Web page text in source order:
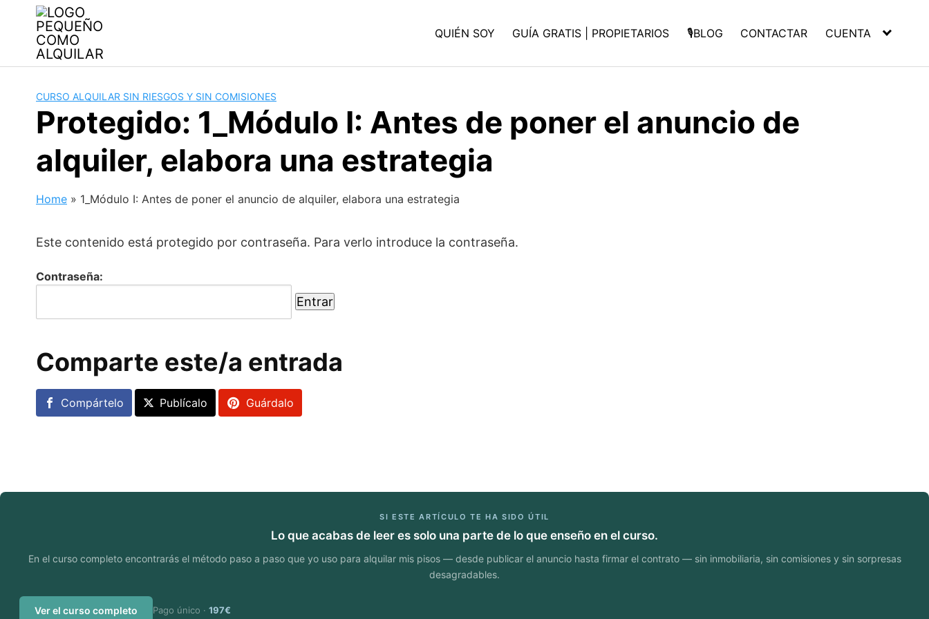
content
QUIÉN SOY GUÍA GRATIS | PROPIETARIOS 🎙️BLOG CONTACTAR CUENTA
CURSO ALQUILAR SIN RIESGOS Y SIN COMISIONES
Protegido: 1_Módulo I: Antes de poner el anuncio de
alquiler, elabora una estrategia
Home » 1_Módulo I: Antes de poner el anuncio de alquiler, elabora una estrategia
Este contenido está protegido por contraseña. Para verlo introduce la contraseña.
Contraseña:
Comparte este/a entrada
Compártelo Publícalo Guárdalo
SI ESTE ARTÍCULO TE HA SIDO ÚTIL
Lo que acabas de leer es solo una parte de lo que enseño en el curso.
En el curso completo encontrarás el método paso a paso que yo uso para alquilar mis pisos — desde publicar el anuncio hasta firmar el contrato — sin inmobiliaria, sin comisiones y sin sorpresas
desagradables.
Ver el curso completo Pago único · 197€